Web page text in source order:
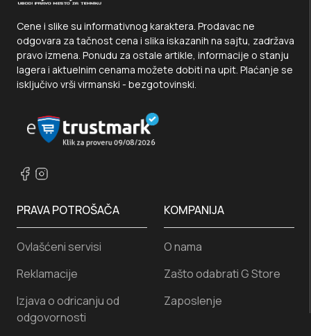
Cene i slike su informativnog karaktera. Prodavac ne
odgovara za tačnost cena i slika iskazanih na sajtu, zadržava
pravo izmena. Ponudu za ostale artikle, informacije o stanju
lagera i aktuelnim cenama možete dobiti na upit. Plaćanje se
isključivo vrši virmanski - bezgotovinski.
PRAVA POTROŠAČA
Ovlašćeni servisi
Reklamacije
Izjava o odricanju od
odgovornosti
KOMPANIJA
O nama
Zašto odabrati G Store
Zaposlenje